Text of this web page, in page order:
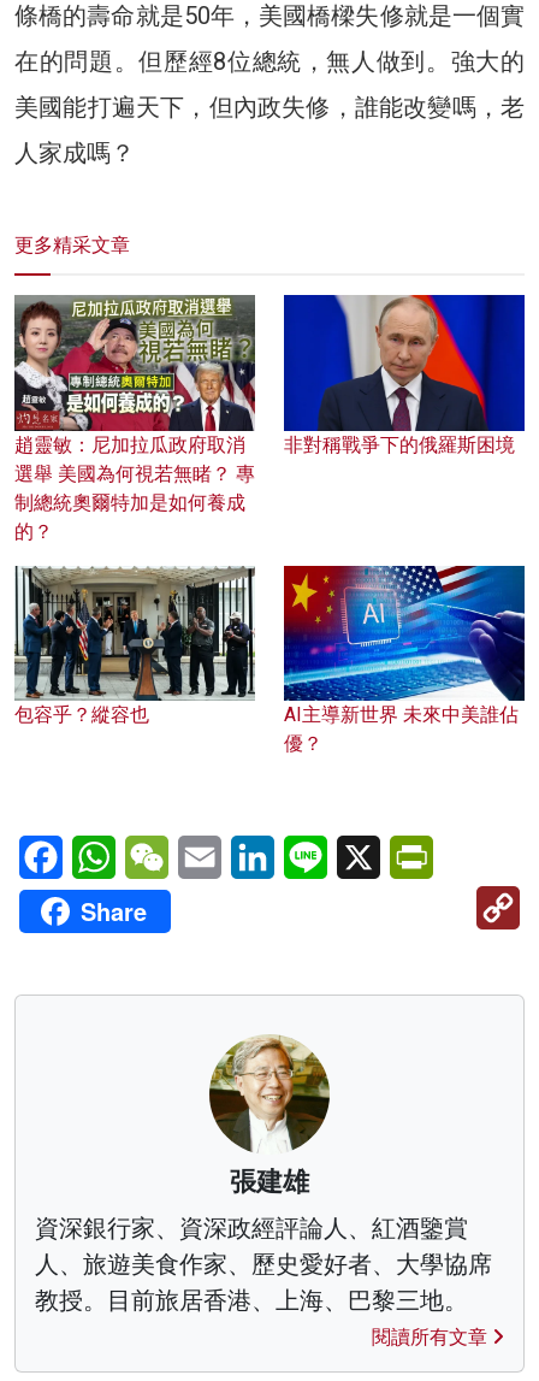
條橋的壽命就是50年，美國橋樑失修就是一個實
在的問題。但歷經8位總統，無人做到。強大的
美國能打遍天下，但內政失修，誰能改變嗎，老
人家成嗎？
更多精采文章
趙靈敏：尼加拉瓜政府取消
選舉 美國為何視若無睹？ 專
制總統奧爾特加是如何養成
的？
非對稱戰爭下的俄羅斯困境
包容乎？縱容也
AI主導新世界 未來中美誰佔
優？
FacebookWhatsAppWeChatEmail LinkedInLine X
Share
張建雄
資深銀行家、資深政經評論人、紅酒鑒賞
人、旅遊美食作家、歷史愛好者、大學協席
教授。目前旅居香港、上海、巴黎三地。
閱讀所有文章